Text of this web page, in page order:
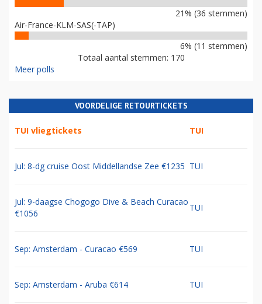
21% (36 stemmen)
Air-France-KLM-SAS(-TAP)
6% (11 stemmen)
Totaal aantal stemmen: 170
Meer polls
VOORDELIGE RETOURTICKETS
TUI vliegtickets TUI
Jul: 8-dg cruise Oost Middellandse Zee €1235 TUI
Jul: 9-daagse Chogogo Dive & Beach Curacao
€1056
TUI
Sep: Amsterdam - Curacao €569 TUI
Sep: Amsterdam - Aruba €614 TUI